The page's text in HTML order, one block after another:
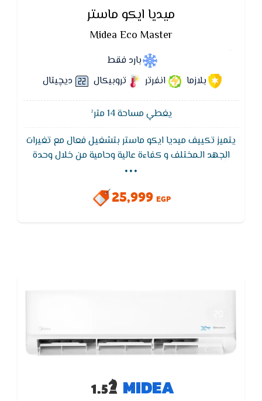
ميديا ايكو ماستر
Midea Eco Master
بارد فقط
بلازما
انفرتر تروبيكال ديچيتال
يغطي مساحة 14 متر²
يتميز تكييف ميديا ايكو ماستر بتشغيل فعال مع تغيرات
الجهد الـمختلف و كفاءة عالية وحامية من خلال وحدة
التحكم الكهربائية الرئيسية الذكية التي تعمل على
تحسين الأداء بفضل قدرتها على تحمل تغيرات الجهد من
١٦٥ فولت إلى ٢٦٥ فولت.
...
25,999 EGP
MIDEA